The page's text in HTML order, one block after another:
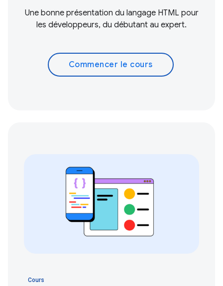
Une bonne présentation du langage HTML pour
les développeurs, du débutant au expert.
Commencer le cours
Cours